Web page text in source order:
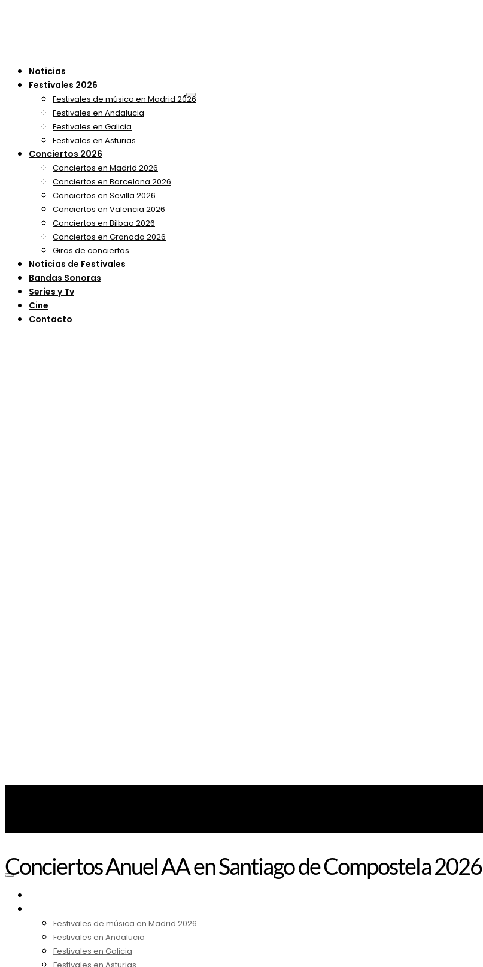
Noticias
Festivales 2026
Festivales de música en Madrid 2026
Festivales en Andalucia
Festivales en Galicia
Festivales en Asturias
Conciertos 2026
Conciertos en Madrid 2026
Conciertos en Barcelona 2026
Conciertos en Sevilla 2026
Conciertos en Valencia 2026
Conciertos en Bilbao 2026
Conciertos en Granada 2026
Giras de conciertos
Noticias de Festivales
Bandas Sonoras
Series y Tv
Cine
Contacto
Festivales de música en Madrid 2026
Festivales en Andalucia
Festivales en Galicia
Conciertos Anuel AA en Santiago de Compostela 2026